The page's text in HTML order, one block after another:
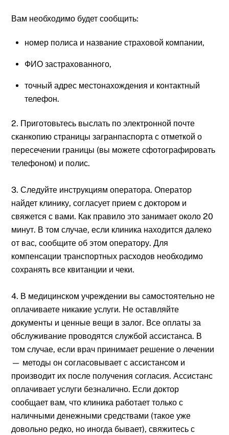
Вам необходимо будет сообщить:
номер полиса и название страховой компании,
ФИО застрахованного,
точный адрес местонахождения и контактный
телефон.
2. Приготовьтесь выслать по электронной почте
сканкопию страницы загранпаспорта с отметкой о
пересечении границы (вы можете сфотографировать
телефоном) и полис.
3. Следуйте инструкциям оператора. Оператор
найдет клинику, согласует прием с доктором и
свяжется с вами. Как правило это занимает около 20
минут. В том случае, если клиника находится далеко
от вас, сообщите об этом оператору. Для
компенсации транспортных расходов необходимо
сохранять все квитанции и чеки.
4. В медицинском учреждении вы самостоятельно не
оплачиваете никакие услуги. Не оставляйте
документы и ценные вещи в залог. Все оплаты за
обслуживание проводятся службой ассистанса. В
том случае, если врач принимает решение о лечении
— методы он согласовывает с ассистансом и
производит их после получения согласия. Ассистанс
оплачивает услуги безналично. Если доктор
сообщает вам, что клиника работает только с
наличными денежными средствами (такое уже
довольно редко, но иногда бывает), свяжитесь с